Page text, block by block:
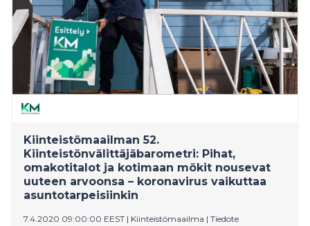
Kiinteistömaailman 52.
Kiinteistönvälittäjäbarometri: Pihat,
omakotitalot ja kotimaan mökit nousevat
uuteen arvoonsa – koronavirus vaikuttaa
asuntotarpeisiinkin
7.4.2020 09:00:00 EEST | Kiinteistömaailma | Tiedote